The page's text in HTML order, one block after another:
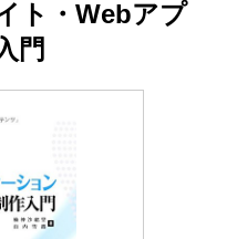
ト・Webアプ
門